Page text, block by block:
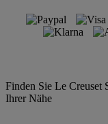
Finden Sie Le Creuset
Ihrer Nähe